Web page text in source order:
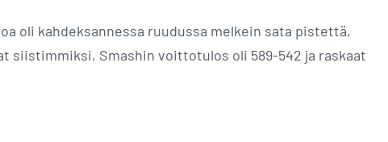
oli kahdeksannessa ruudussa melkein sata pistettä,
siistimmiksi, Smashin voittotulos oli 589-542 ja raskaat